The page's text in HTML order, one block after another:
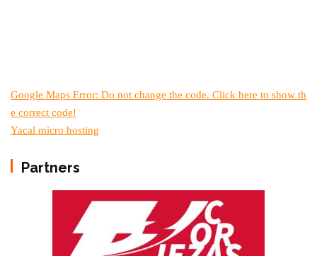
Google Maps Error: Do not change the code. Click here to show th
e correct code!
Yacal micro hosting
Partners